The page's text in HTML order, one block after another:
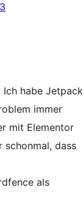
Ich habe Jetpack
immer
mit Elementor
schonmal, dass
als